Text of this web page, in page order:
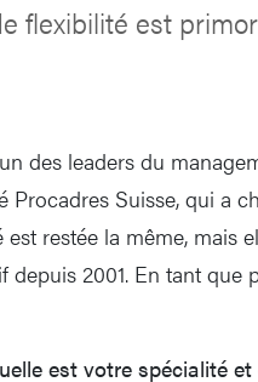
flexibilité est
des leaders du
Procadres Suisse, qui a
restée la même, mais
2001. En tant que
est votre spécialité